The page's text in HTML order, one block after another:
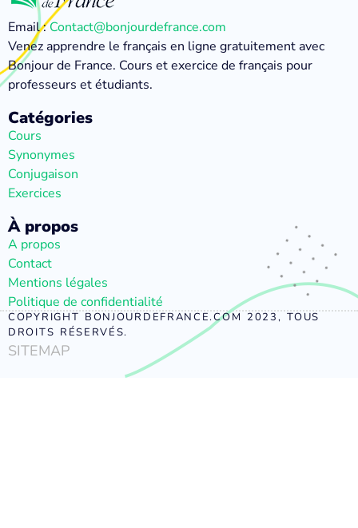
Email :Contact@bonjourdefrance.com
Venez apprendre le français en ligne gratuitement avec
Bonjour de France. Cours et exercice de français pour
professeurs et étudiants.
Catégories
Cours
Synonymes
Conjugaison
Exercices
À propos
A propos
Contact
Mentions légales
Politique de confidentialité
COPYRIGHT BONJOURDEFRANCE.COM 2023, TOUS
DROITS RÉSERVÉS.
SITEMAP